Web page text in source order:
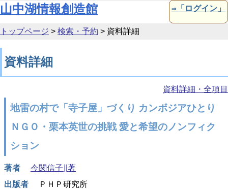
本文へ移動
山中湖情報創造館 ⇒「ログイン」
トップページ > 検索・予約 > 資料詳細
資料詳細
資料詳細・全項目
地雷の村で「寺子屋」づくり カンボジアひとり
ＮＧＯ・栗本英世の挑戦 愛と希望のノンフィク
ション
著者
今関信子∥著
出版者
ＰＨＰ研究所